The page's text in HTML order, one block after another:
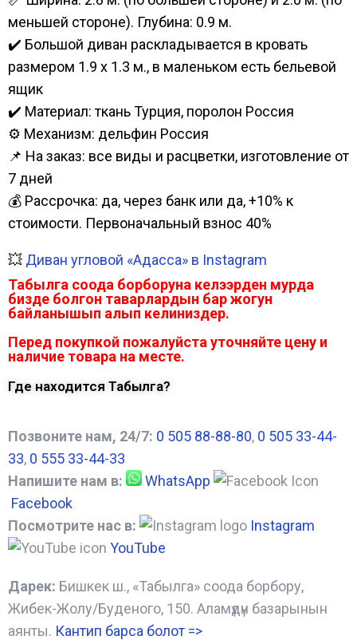
меньшей стороне). Глубина: 0.9 м.
✔️ Большой диван раскладывается в кровать
размером 1.9 х 1.3 м., в маленьком есть бельевой
ящик
✔️ Материал: ткань Турция, поролон Россия
⚙️ Механизм: дельфин Россия
📌 На заказ: все виды и расцветки, изготовление от
7 дней
💰 Рассрочка: да, через банк или да, +10% к
стоимости. Первоначальный взнос 40%
💥 Диван угловой «Адасса» в Instagram
Табылга соода борборуна келээрден мурда
бизде болгон таварлардын бар жогун
байланышып алып келиниздер.
Перед покупкой пожалуйста уточняйте цену и
наличие товара на месте.
Где находится Табылга?
Позвоните нам, 24/7: 0 505 88-88-80, 0 505 33-44-
33, 0 555 33-44-33
Напишите нам в:
WhatsApp
Facebook
Посмотрите нас в:
Instagram
YouTube
Дарек: Бишкек ш., «Табылга» соода борбору,
Жибек-Жолу/Буденого, 150. Аламүдүн базарынын
аянты. Кантип барса болот =>